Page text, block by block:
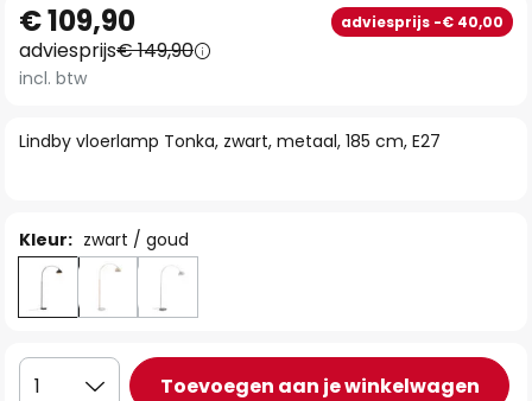
naar
het
begin
de
Lindby vloerlamp Tonka, zwart, metaal, 185 cm, E27
€ 109,90 adviesprijs -€ 40,00
adviesprijs€ 149,90
incl. btw
Kleur: zwart / goud
1 Toevoegen aan je winkelwagen